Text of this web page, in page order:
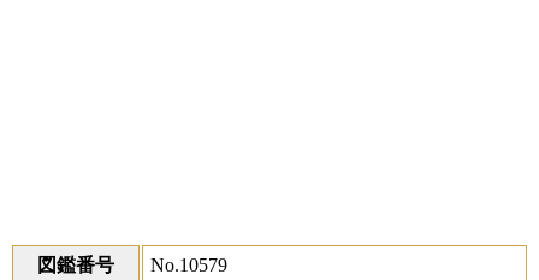
図鑑番号 No.10579